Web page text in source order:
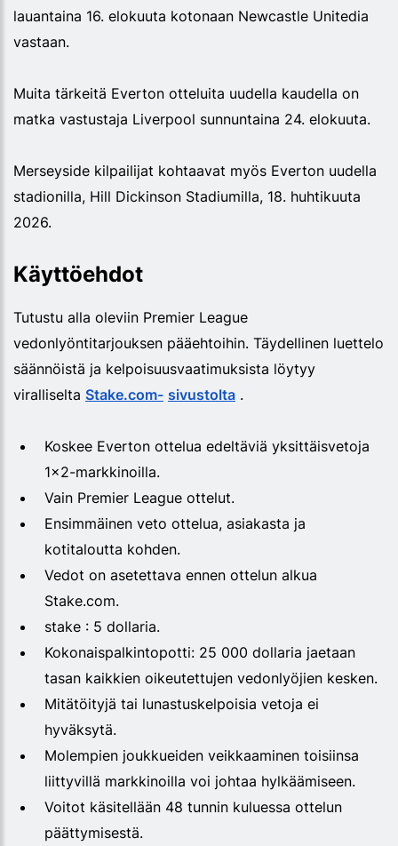
lauantaina 16. elokuuta kotonaan Newcastle Unitedia
vastaan.
Muita tärkeitä Everton otteluita uudella kaudella on
matka vastustaja Liverpool sunnuntaina 24. elokuuta.
Merseyside kilpailijat kohtaavat myös Everton uudella
stadionilla, Hill Dickinson Stadiumilla, 18. huhtikuuta
2026.
Käyttöehdot
Tutustu alla oleviin Premier League
vedonlyöntitarjouksen pääehtoihin. Täydellinen luettelo
säännöistä ja kelpoisuusvaatimuksista löytyy
viralliselta Stake.com- sivustolta .
Koskee Everton ottelua edeltäviä yksittäisvetoja
1x2-markkinoilla.
Vain Premier League ottelut.
Ensimmäinen veto ottelua, asiakasta ja
kotitaloutta kohden.
Vedot on asetettava ennen ottelun alkua
Stake.com.
stake : 5 dollaria.
Kokonaispalkintopotti: 25 000 dollaria jaetaan
tasan kaikkien oikeutettujen vedonlyöjien kesken.
Mitätöityjä tai lunastuskelpoisia vetoja ei
hyväksytä.
Molempien joukkueiden veikkaaminen toisiinsa
liittyvillä markkinoilla voi johtaa hylkäämiseen.
Voitot käsitellään 48 tunnin kuluessa ottelun
päättymisestä.